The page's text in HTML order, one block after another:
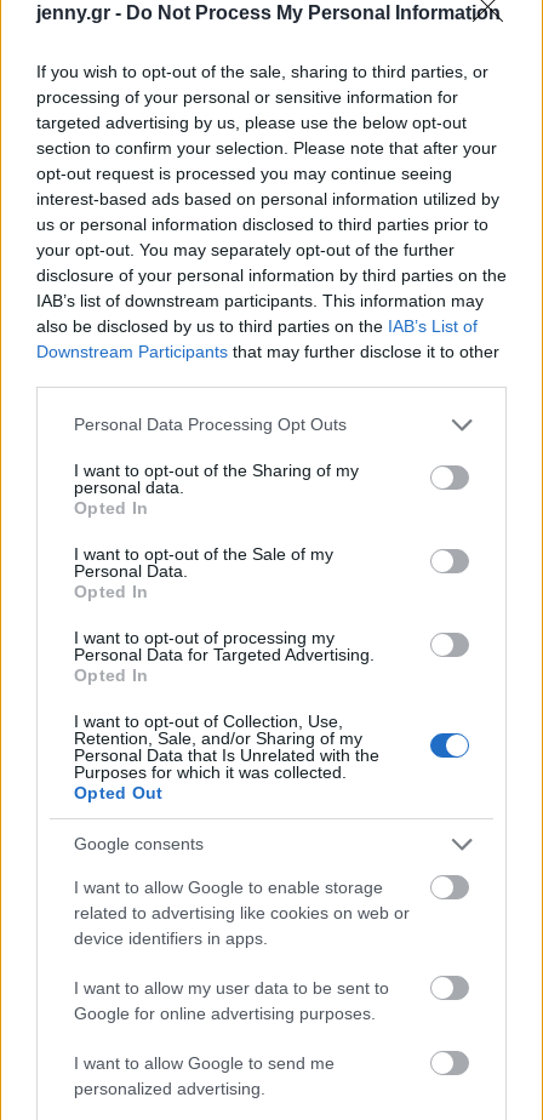
jenny.gr - Do Not Process My Personal Information
If you wish to opt-out of the sale, sharing to third parties, or
processing of your personal or sensitive information for
targeted advertising by us, please use the below opt-out
section to confirm your selection. Please note that after your
opt-out request is processed you may continue seeing
interest-based ads based on personal information utilized by
us or personal information disclosed to third parties prior to
your opt-out. You may separately opt-out of the further
disclosure of your personal information by third parties on the
IAB’s list of downstream participants. This information may
also be disclosed by us to third parties on the IAB’s List of
Downstream Participants that may further disclose it to other
Please note that this website/app uses one or more Google
not limited to your visit or usage behaviour. You may click to
grant or deny consent to Google and its third-party tags to
use your data for below specified purposes in below Google
consent section.
Personal Data Processing Opt Outs
I want to opt-out of the Sharing of my
personal data.
Opted In
I want to opt-out of the Sale of my
Personal Data.
Opted In
I want to opt-out of processing my
Personal Data for Targeted Advertising.
Opted In
I want to opt-out of Collection, Use,
Retention, Sale, and/or Sharing of my
Personal Data that Is Unrelated with the
Purposes for which it was collected.
Opted Out
Google consents
I want to allow Google to enable storage
related to advertising like cookies on web or
device identifiers in apps.
I want to allow my user data to be sent to
Google for online advertising purposes.
I want to allow Google to send me
personalized advertising.
Στην ορθορεξία δεν ελέγχει ο άνθρωπος το
φαγητό του, αλλά το φαγητό ελέγχει τον
άνθρωπο.Στο αρχικό στάδιο οι περιορισμοί που
παίρνει ένας ορθορεξικός τον τονώνουν, νιώθει
όμορφα που έχει υιοθετήσει κάτι αγνό. Έτσι κόβει
το κρέας, τα γαλακτοκομικά, αρχίζει την ωμοφαγία
και στο τέλος μπορεί να καταλήξει να τρέφεται με
ένα μόνο φρούτο, με αποτέλεσμα να έχει
επιπτώσεις στην υγεία του. Αυτό βέβαια δεν
σημαίνει ότι όλοι όσοι υποστηρίζουν την υγιεινή
διατροφή είναι ορθορεξικοί, αλλά η εμμονή είναι
διατροφή πρέπει να σας ανοίγει τους ορίζοντες
και όχι να σας περιορίζει.
Αν λοιπόν αντιληφθείτε ότι περνάτε πολλές ώρες
σχεδιάζοντας τι θα φάτε, αν το φαγητό σας
αγχώνει, αν οι διατροφικές συνήθειες σας
απομακρύνουν από τους φίλους, αν νιώθετε
αβάσταχτες ενοχές που παραστρατίσατε λίγο και
φυσικά αν η ποιότητα της ζωής σας χειροτερεύει,
τότε ίσως πρέπει να βρείτε ξανά στο φαγητό την
και ποιο πάνω, το νήμα ανάμεσα στην υγιεινή
διατροφή και την ορθορεξία είναι πολύ λεπτό.